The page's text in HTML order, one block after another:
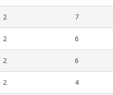
2 7
2 6
2 6
2 4